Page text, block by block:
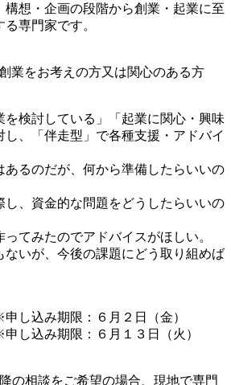
構想・企画の段階から創業・起業に至
専門家です。
業をお考えの方又は関心のある方
を検討している」「起業に関心・興味
し、「伴走型」で各種支援・アドバイ
あるのだが、何から準備したらいいの
し、資金的な問題をどうしたらいいの
ってみたのでアドバイスがほしい。
ないが、今後の課題にどう取り組めば
込み期限：６月２日（金）
し込み期限：６月１３日（火）
の相談をご希望の場合、現地で専門